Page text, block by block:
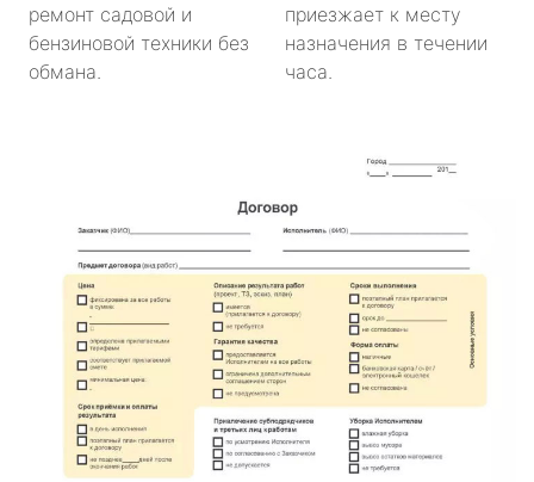
ремонт садовой и
бензиновой техники без
обмана.
приезжает к месту
назначения в течении
часа.